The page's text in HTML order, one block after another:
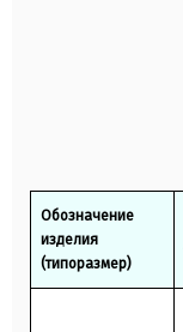
Обозначение
изделия
(типоразмер)